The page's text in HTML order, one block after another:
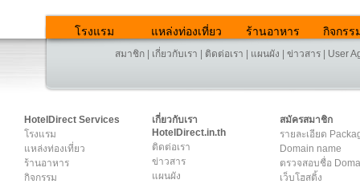
โรงแรม แหล่งท่องเที่ยว ร้านอาหาร กิจกรร
สมาชิก เกี่ยวกับเรา ติดต่อเรา แผนผัง ข่าวสาร User
HotelDirect Services
โรงแรม
แหล่งท่องเที่ยว
ร้านอาหาร
กิจกรรม
เกี่ยวกับเรา
HotelDirect.in.th
ติดต่อเรา
ข่าวสาร
แผนผัง
สมัครสมาชิก
รายละเอียด
Domain name
ตรวจสอบชื่อ
เว็บโฮสติ้ง